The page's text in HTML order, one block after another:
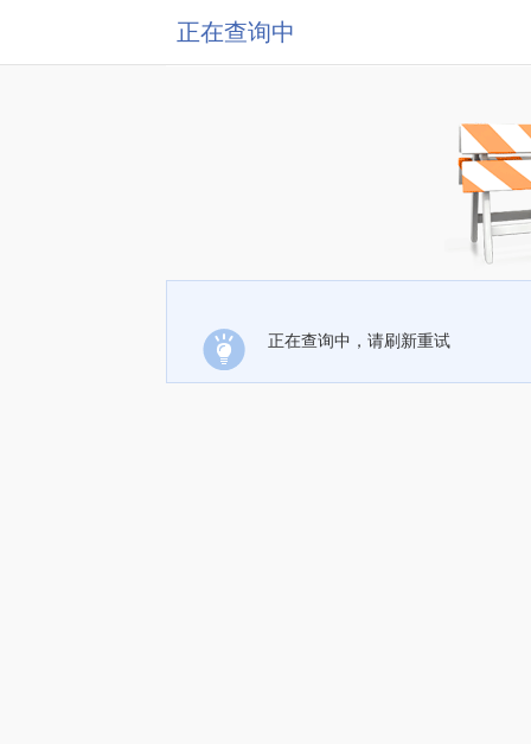
正在查询中
正在查询中，请刷新重试